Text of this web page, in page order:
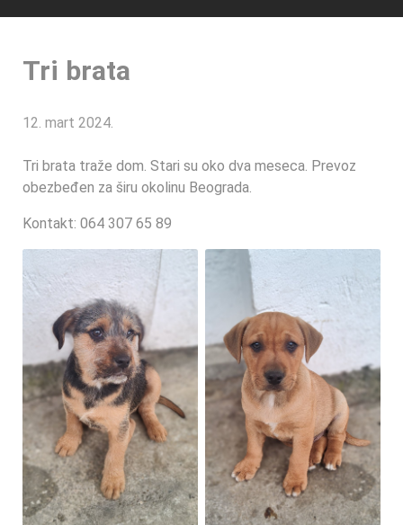
Tri brata
12. mart 2024.
Tri brata traže dom. Stari su oko dva meseca. Prevoz
obezbeđen za širu okolinu Beograda.
Kontakt: 064 307 65 89